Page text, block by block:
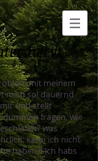
nervt
mit meinem
mich so! dauernd
und stellt
dummen fragen, wie
was
kann ich nicht
haben?! ich habs